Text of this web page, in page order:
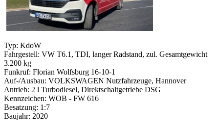
Typ: KdoW
Fahrgestell: VW T6.1, TDI, langer Radstand, zul. Gesamtgewicht
3.200 kg
Funkruf: Florian Wolfsburg 16-10-1
Auf-/Ausbau: VOLKSWAGEN Nutzfahrzeuge, Hannover
Antrieb: 2 l Turbodiesel, Direktschaltgetriebe DSG
Kennzeichen: WOB - FW 616
Besatzung: 1:7
Baujahr: 2020